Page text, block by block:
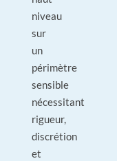
niveau
sur
un
périmètre
sensible
nécessitant
rigueur,
discrétion
et